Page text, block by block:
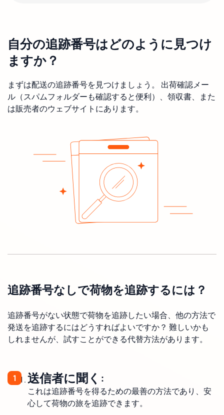
自分の追跡番号はどのように見つけ
ますか？
まずは配送の追跡番号を見つけましょう。 出荷確認メー
ル（スパムフォルダーも確認すると便利）、領収書、また
は販売者のウェブサイトにあります。
追跡番号なしで荷物を追跡するには？
追跡番号がない状態で荷物を追跡したい場合、他の方法で
発送を追跡するにはどうすればよいですか？ 難しいかも
しれませんが、試すことができる代替方法があります。
送信者に聞く:
これは追跡番号を得るための最善の方法であり、安
心して荷物の旅を追跡できます。